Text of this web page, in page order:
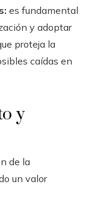
es fundamental
y adoptar
proteja la
caídas en
y
de la
un valor